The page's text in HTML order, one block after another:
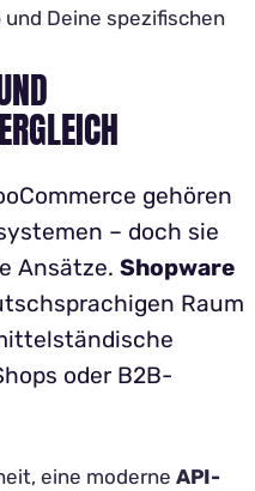
Deine spezifischen
gehören
– doch sie
Ansätze. Shopware
Raum
oder B2B-
eine moderne API-